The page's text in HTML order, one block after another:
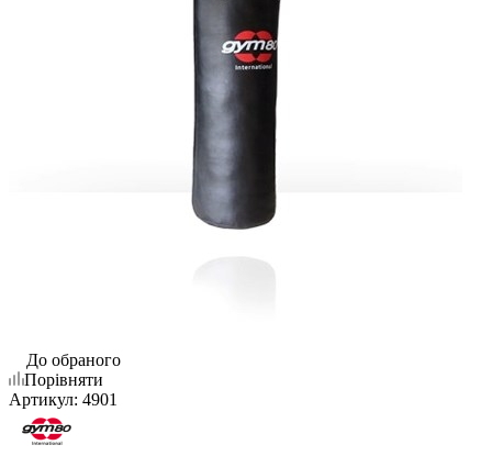
До обраного
Порівняти
Артикул: 4901